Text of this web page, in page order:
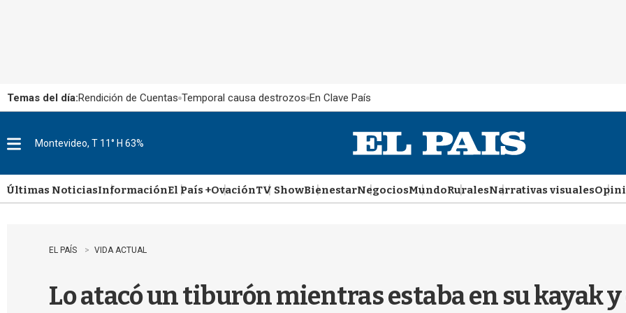
Temas del día:Rendición de Cuentas Temporal causa destrozos En Clave País
u
Montevideo, T 11° H 63%
Últimas NoticiasInformaciónEl País +OvaciónTV ShowBienestarNegociosMundoRuralesNarrativas visuales
EL PAÍS VIDA ACTUAL
Lo atacó un tiburón mientras estaba en su kayak